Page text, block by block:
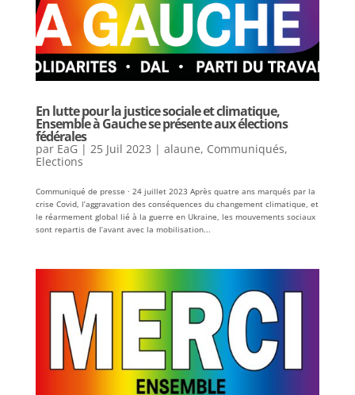
En lutte pour la justice sociale et climatique,
Ensemble à Gauche se présente aux élections
fédérales
par EaG | 25 Juil 2023 | alaune, Communiqués,
Elections
Communiqué de presse · 24 juillet 2023 Après quatre ans marqués par la
crise Covid, l’aggravation des conséquences du changement climatique, et
le réarmement global lié à la guerre en Ukraine, les mouvements sociaux
sont repartis de l’avant avec la mobilisation...